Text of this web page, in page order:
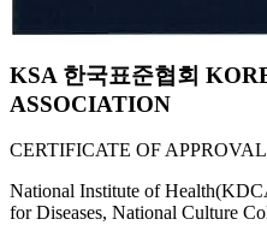
KSA 한국표준협회
ASSOCIATION
CERTIFICATE OF APPROVAL
National Institute of
for Diseases, National Culture